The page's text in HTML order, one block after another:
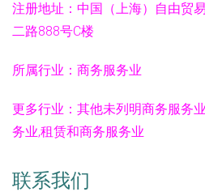
注册地址： 中国（上海）自由贸
二路888号C楼
所属行业： 商务服务业
更多行业： 其他未列明商务服务
务业,租赁和商务服务业
联系我们